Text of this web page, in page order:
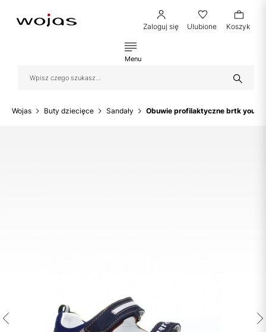
Zaloguj się Ulubione Koszyk
Menu
Wojas Buty dziecięce Sandały Obuwie profilaktyczne brtk